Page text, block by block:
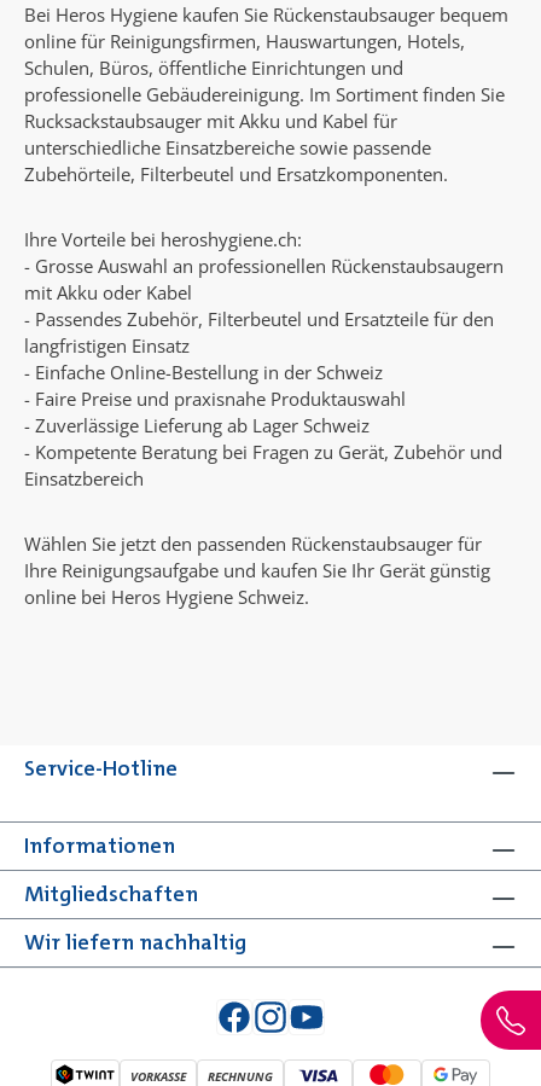
Bei Heros Hygiene kaufen Sie Rückenstaubsauger bequem
online für Reinigungsfirmen, Hauswartungen, Hotels,
Schulen, Büros, öffentliche Einrichtungen und
professionelle Gebäudereinigung. Im Sortiment finden Sie
Rucksackstaubsauger mit Akku und Kabel für
unterschiedliche Einsatzbereiche sowie passende
Zubehörteile, Filterbeutel und Ersatzkomponenten.
Ihre Vorteile bei heroshygiene.ch:
- Grosse Auswahl an professionellen Rückenstaubsaugern
mit Akku oder Kabel
- Passendes Zubehör, Filterbeutel und Ersatzteile für den
langfristigen Einsatz
- Einfache Online-Bestellung in der Schweiz
- Faire Preise und praxisnahe Produktauswahl
- Zuverlässige Lieferung ab Lager Schweiz
- Kompetente Beratung bei Fragen zu Gerät, Zubehör und
Einsatzbereich
Wählen Sie jetzt den passenden Rückenstaubsauger für
Ihre Reinigungsaufgabe und kaufen Sie Ihr Gerät günstig
online bei Heros Hygiene Schweiz.
Service-Hotline
Mitgliedschaften
Informationen
Wir liefern nachhaltig
VORKASSE RECHNUNG